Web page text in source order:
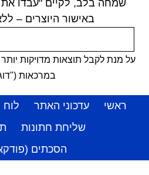
שמחה בלב, לקיים "עבדו
באישור היוצרים –
על מנת לקבל תוצאות מדויקות
במרכאות
ראשי עדכוני האתר
שליחת חתונות
הסכתים